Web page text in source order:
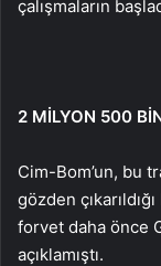
çalışmaların
2 MİLYON 500
Cim-Bom’un, bu
gözden
forvet daha önce
açıklamıştı.